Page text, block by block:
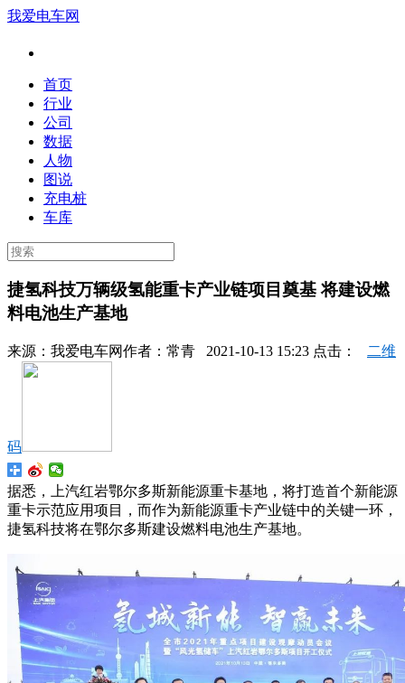
我爱电车网
首页
行业
公司
数据
人物
图说
充电桩
车库
捷氢科技万辆级氢能重卡产业链项目奠基 将建设燃
料电池生产基地
来源： 我爱电车网作者： 常青 2021-10-13 15:23 点击： 二维
码
据悉，上汽红岩鄂尔多斯新能源重卡基地，将打造首个新能源
重卡示范应用项目，而作为新能源重卡产业链中的关键一环，
捷氢科技将在鄂尔多斯建设燃料电池生产基地。